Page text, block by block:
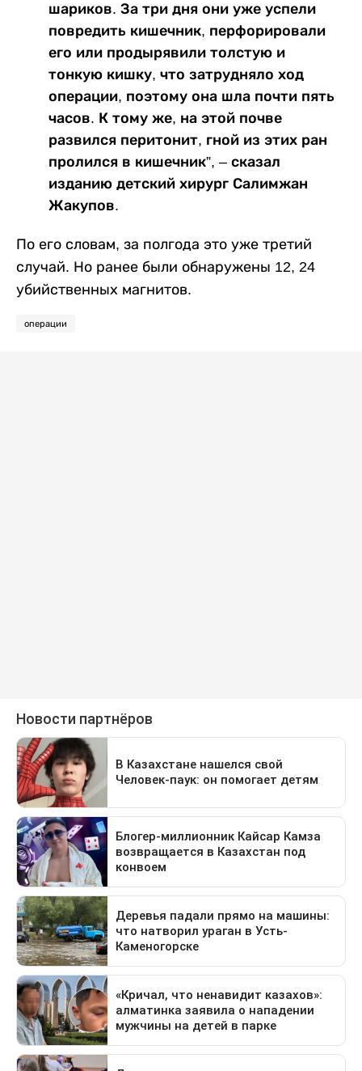
шариков. За три дня они уже успели
повредить кишечник, перфорировали
его или продырявили толстую и
тонкую кишку, что затрудняло ход
операции, поэтому она шла почти пять
часов. К тому же, на этой почве
развился перитонит, гной из этих ран
пролился в кишечник”, – сказал
изданию детский хирург Салимжан
Жакупов.
По его словам, за полгода это уже третий
случай. Но ранее были обнаружены 12, 24
убийственных магнитов.
операции